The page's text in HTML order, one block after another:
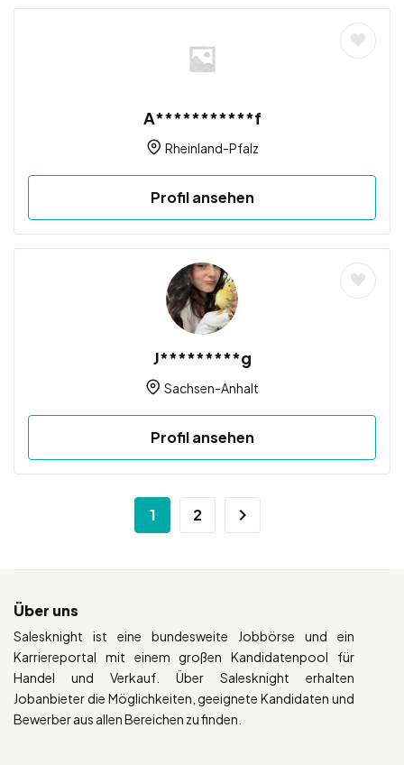
A***********f
Rheinland-Pfalz
Profil ansehen
J*********g
Sachsen-Anhalt
Profil ansehen
1 2
Über uns
Salesknight ist eine bundesweite Jobbörse und ein
Karriereportal mit einem großen Kandidatenpool für
Handel und Verkauf. Über Salesknight erhalten
Jobanbieter die Möglichkeiten, geeignete Kandidaten und
Bewerber aus allen Bereichen zu finden.